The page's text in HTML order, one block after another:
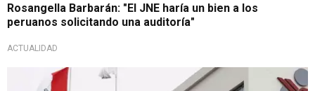
Rosangella Barbarán: "El JNE haría un bien a los
peruanos solicitando una auditoría"
ACTUALIDAD